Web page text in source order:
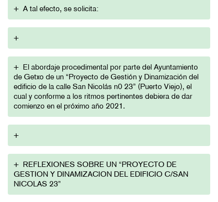
+ A tal efecto, se solicita:
+
+ El abordaje procedimental por parte del Ayuntamiento
de Getxo de un “Proyecto de Gestión y Dinamización del
edificio de la calle San Nicolás n0 23” (Puerto Viejo), el
cual y conforme a los ritmos pertinentes debiera de dar
comienzo en el próximo año 2021.
+
+ REFLEXIONES SOBRE UN “PROYECTO DE
GESTION Y DINAMIZACION DEL EDIFICIO C/SAN
NICOLAS 23”